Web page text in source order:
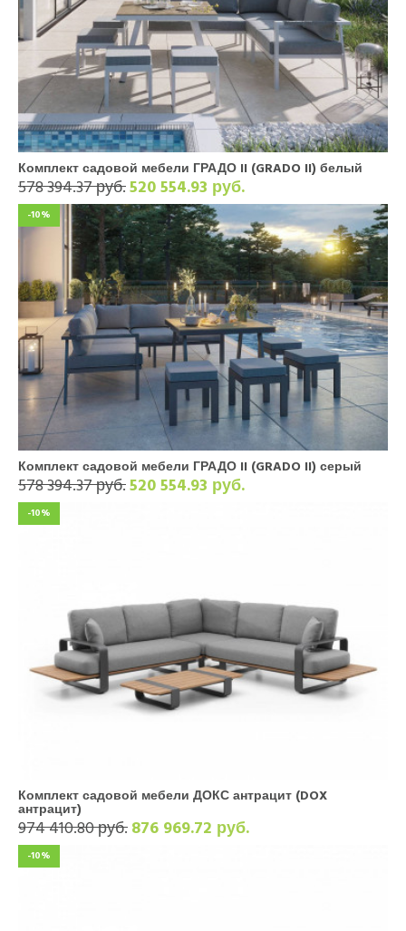
Комплект садовой мебели ГРАДО II (GRADO II) белый
578 394.37 руб.520 554.93 руб.
-10%
Комплект садовой мебели ГРАДО II (GRADO II) серый
578 394.37 руб.520 554.93 руб.
-10%
Комплект садовой мебели ДОКС антрацит (DOX
антрацит)
974 410.80 руб.876 969.72 руб.
-10%